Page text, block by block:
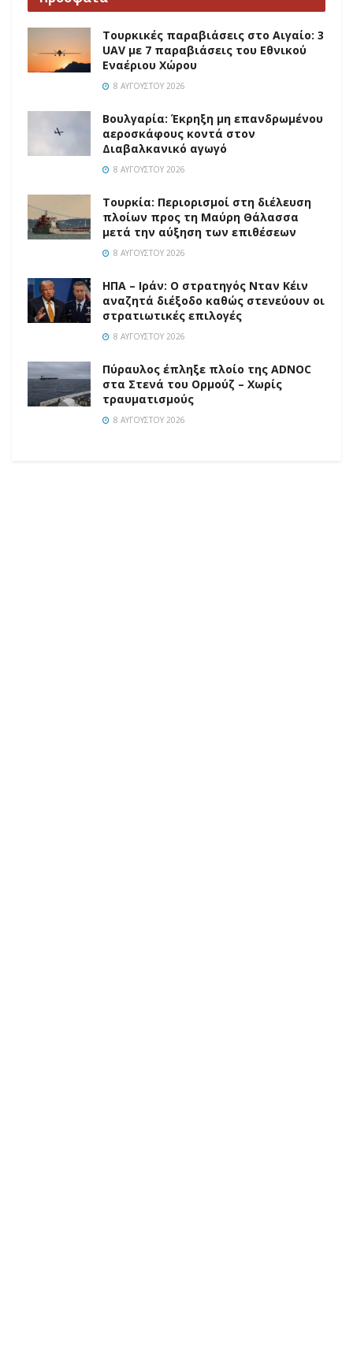
Τουρκικές παραβιάσεις στο Αιγαίο: 3
UAV με 7 παραβιάσεις του Εθνικού
Εναέριου Χώρου
8 ΑΥΓΟΎΣΤΟΥ 2026
Βουλγαρία: Έκρηξη μη επανδρωμένου
αεροσκάφους κοντά στον
Διαβαλκανικό αγωγό
8 ΑΥΓΟΎΣΤΟΥ 2026
Τουρκία: Περιορισμοί στη διέλευση
πλοίων προς τη Μαύρη Θάλασσα
μετά την αύξηση των επιθέσεων
8 ΑΥΓΟΎΣΤΟΥ 2026
ΗΠΑ – Ιράν: Ο στρατηγός Νταν Κέιν
αναζητά διέξοδο καθώς στενεύουν οι
στρατιωτικές επιλογές
8 ΑΥΓΟΎΣΤΟΥ 2026
Πύραυλος έπληξε πλοίο της ADNOC
στα Στενά του Ορμούζ – Χωρίς
τραυματισμούς
8 ΑΥΓΟΎΣΤΟΥ 2026